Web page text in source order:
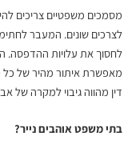
מסמכים משפטיים צריכים
לצרכים שונים. המעבר
לחסוך את עלויות ההדפסה.
מאפשרת איתור מהיר של
דין מהווה גיבוי למקרה של
בתי משפט אוהבים נייר?